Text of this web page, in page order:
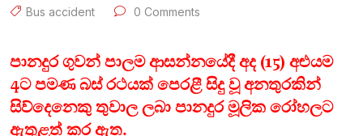
Bus accident 0 Comments
පානදුර ගුවන් පාලම ආසන්නයේදී අද (15) අළුයම
4ට පමණ බස් රථයක් පෙරළී සිදු වූ අනතුරකින්
සිව්දෙනෙකු තුවාල ලබා පානදුර මූලික රෝහලට
ඇතුළත් කර ඇත.